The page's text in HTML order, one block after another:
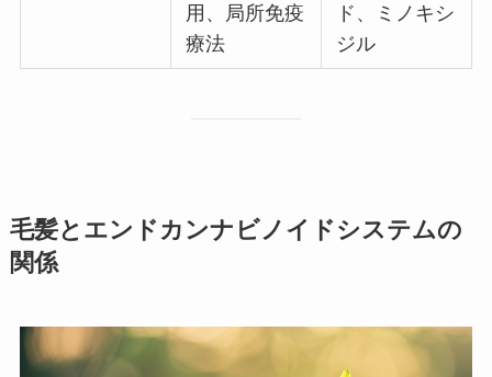
用、局所免疫
療法
ド、ミノキシ
ジル
毛髪とエンドカンナビノイドシステムの
関係